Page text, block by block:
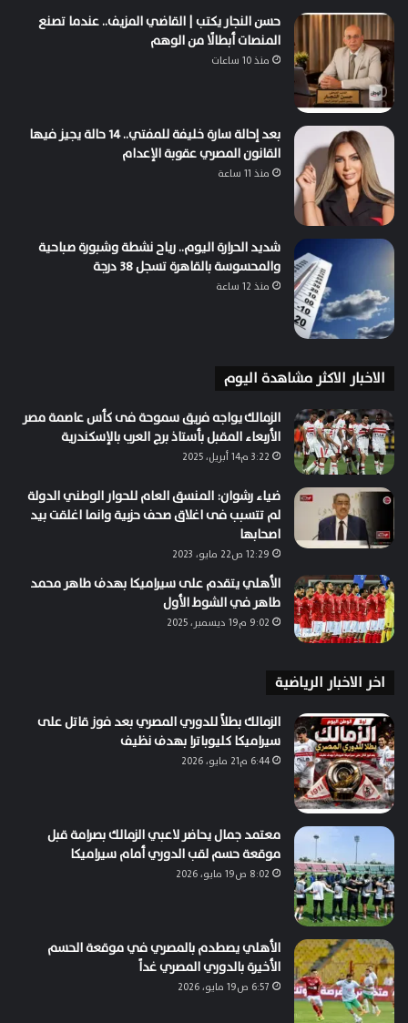
حسن النجار يكتب | القاضي المزيف.. عندما تصنع
المنصات أبطالًا من الوهم
منذ 10 ساعات
بعد إحالة سارة خليفة للمفتي.. 14 حالة يجيز فيها
القانون المصري عقوبة الإعدام
منذ 11 ساعة
شديد الحرارة اليوم.. رياح نشطة وشبورة صباحية
والمحسوسة بالقاهرة تسجل 38 درجة
منذ 12 ساعة
الاخبار الاكثر مشاهدة اليوم
الزمالك يواجه فريق سموحة فى كأس عاصمة مصر
الأربعاء المقبل بأستاذ برج العرب بالإسكندرية
3:22 م14 أبريل، 2025
ضياء رشوان: المنسق العام للحوار الوطني الدولة
لم تتسبب فى اغلاق صحف حزبية وانما اغلقت بيد
اصحابها
12:29 ص22 مايو، 2023
الأهلي يتقدم على سيراميكا بهدف طاهر محمد
طاهر في الشوط الأول
9:02 م19 ديسمبر، 2025
اخر الاخبار الرياضية
الزمالك بطلاً للدوري المصري بعد فوز قاتل على
سيراميكا كليوباترا بهدف نظيف
6:44 م21 مايو، 2026
معتمد جمال يحاضر لاعبي الزمالك بصرامة قبل
موقعة حسم لقب الدوري أمام سيراميكا
8:02 ص19 مايو، 2026
الأهلي يصطدم بالمصري في موقعة الحسم
الأخيرة بالدوري المصري غداً
6:57 ص19 مايو، 2026